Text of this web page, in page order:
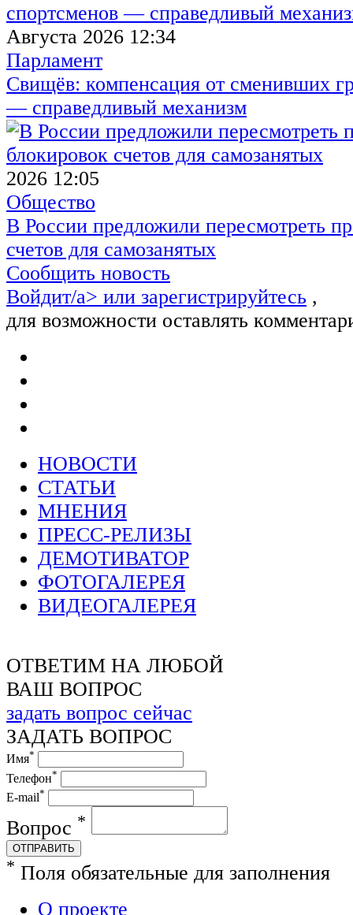
Августа 2026 12:34
Парламент
Свищёв: компенсация от сменивших
— справедливый механизм
2026 12:05
Общество
В России предложили пересмотреть
счетов для самозанятых
Сообщить новость
Войдит/a> или зарегистрируйтесь ,
для возможности оставлять
НОВОСТИ
СТАТЬИ
МНЕНИЯ
ПРЕСС-РЕЛИЗЫ
ДЕМОТИВАТОР
ФОТОГАЛЕРЕЯ
ВИДЕОГАЛЕРЕЯ
ОТВЕТИМ НА ЛЮБОЙ
ВАШ ВОПРОС
задать вопрос сейчас
ЗАДАТЬ ВОПРОС
Имя*
Телефон*
E-mail*
Вопрос *
ОТПРАВИТЬ
* Поля обязательные для заполнения
О проекте